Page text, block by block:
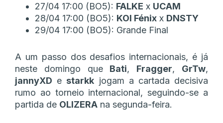
27/04 17:00 (BO5): FALKE x UCAM
28/04 17:00 (BO5): KOI Fénix x DNSTY
29/04 17:00 (BO5): Grande Final
A um passo dos desafios internacionais, é já
neste domingo que Bati, Fragger, GrTw,
jannyXD e starkk jogam a cartada decisiva
rumo ao torneio internacional, seguindo-se a
partida de OLIZERA na segunda-feira.